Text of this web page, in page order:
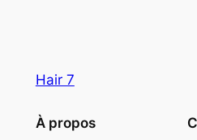
Hair 7
À propos